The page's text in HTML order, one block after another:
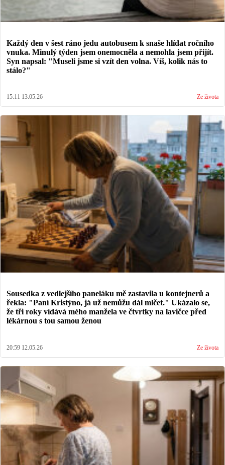
Každý den v šest ráno jedu autobusem k snaše hlídat ročního
vnuka. Minulý týden jsem onemocněla a nemohla jsem přijít.
Syn napsal: "Museli jsme si vzít den volna. Víš, kolik nás to
stálo?"
15:11 13.05.26 Ze života
Sousedka z vedlejšího paneláku mě zastavila u kontejnerů a
řekla: "Paní Kristýno, já už nemůžu dál mlčet." Ukázalo se,
že tři roky vídává mého manžela ve čtvrtky na lavičce před
lékárnou s tou samou ženou
20:59 12.05.26 Ze života